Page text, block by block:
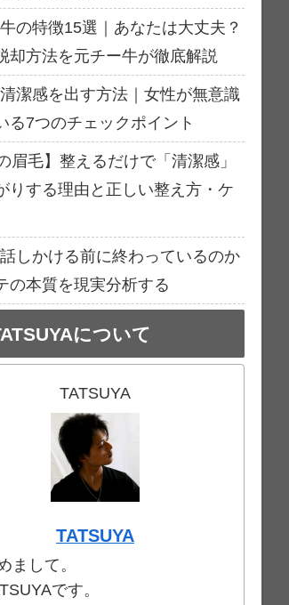
の特徴15選｜あなたは大丈夫？
却方法を元チー牛が徹底解説
潔感を出す方法｜女性が無意識
る7つのチェックポイント
眉毛】整えるだけで「清潔感」
りする理由と正しい整え方・ケ
しかける前に終わっているのか
の本質を現実分析する
について
TATSUYA
TATSUYA
まして。
です。